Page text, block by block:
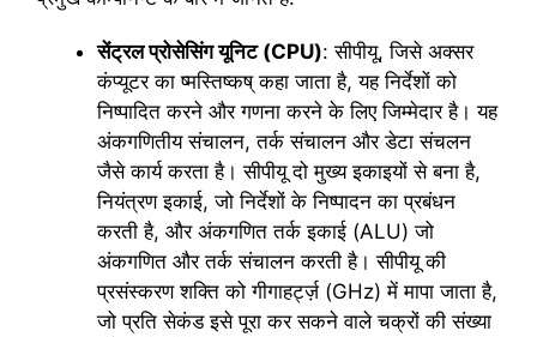
सेंट्रल प्रोसेसिंग यूनिट (CPU): सीपीयू, जिसे अक्सर
कंप्यूटर का ष्मस्तिष्कष् कहा जाता है, यह निर्देशों को
निष्पादित करने और गणना करने के लिए जिम्मेदार है। यह
अंकगणितीय संचालन, तर्क संचालन और डेटा संचलन
जैसे कार्य करता है। सीपीयू दो मुख्य इकाइयों से बना है,
नियंत्रण इकाई, जो निर्देशों के निष्पादन का प्रबंधन
करती है, और अंकगणित तर्क इकाई (ALU) जो
अंकगणित और तर्क संचालन करती है। सीपीयू की
प्रसंस्करण शक्ति को गीगाहर्ट्ज़ (GHz) में मापा जाता है,
जो प्रति सेकंड इसे पूरा कर सकने वाले चक्रों की संख्या